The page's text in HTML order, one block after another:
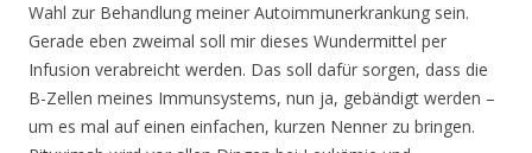
Wahl zur Behandlung meiner Autoimmunerkrankung sein.
Gerade eben zweimal soll mir dieses Wundermittel per
Infusion verabreicht werden. Das soll dafür sorgen, dass die
B-Zellen meines Immunsystems, nun ja, gebändigt werden –
um es mal auf einen einfachen, kurzen Nenner zu bringen.